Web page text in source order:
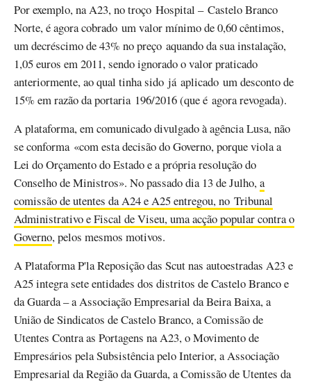
Por exemplo, na A23, no troço Hospital – Castelo Branco
Norte, é agora cobrado um valor mínimo de 0,60 cêntimos,
um decréscimo de 43% no preço aquando da sua instalação,
1,05 euros em 2011, sendo ignorado o valor praticado
anteriormente, ao qual tinha sido já aplicado um desconto de
15% em razão da portaria 196/2016 (que é agora revogada).
A plataforma, em comunicado divulgado à agência Lusa, não
se conforma «com esta decisão do Governo, porque viola a
Lei do Orçamento do Estado e a própria resolução do
Conselho de Ministros». No passado dia 13 de Julho,a
comissão de utentes da A24 e A25 entregou, no Tribunal
Administrativo e Fiscal de Viseu, uma acção popular contra o
Governo, pelos mesmos motivos.
A Plataforma P'la Reposição das Scut nas autoestradas A23 e
A25 integra sete entidades dos distritos de Castelo Branco e
da Guarda – a Associação Empresarial da Beira Baixa, a
União de Sindicatos de Castelo Branco, a Comissão de
Utentes Contra as Portagens na A23, o Movimento de
Empresários pela Subsistência pelo Interior, a Associação
Empresarial da Região da Guarda, a Comissão de Utentes da